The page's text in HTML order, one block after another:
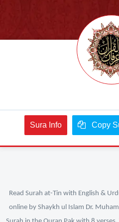
Sura Info Copy
Read Surah at-Tin with English &
online by Shaykh ul Islam Dr.